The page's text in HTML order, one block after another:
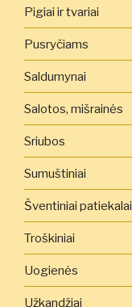
Pigiai ir tvariai
Pusryčiams
Saldumynai
Salotos, mišrainės
Sriubos
Sumuštiniai
Šventiniai patiekalai
Troškiniai
Uogienės
Užkandžiai